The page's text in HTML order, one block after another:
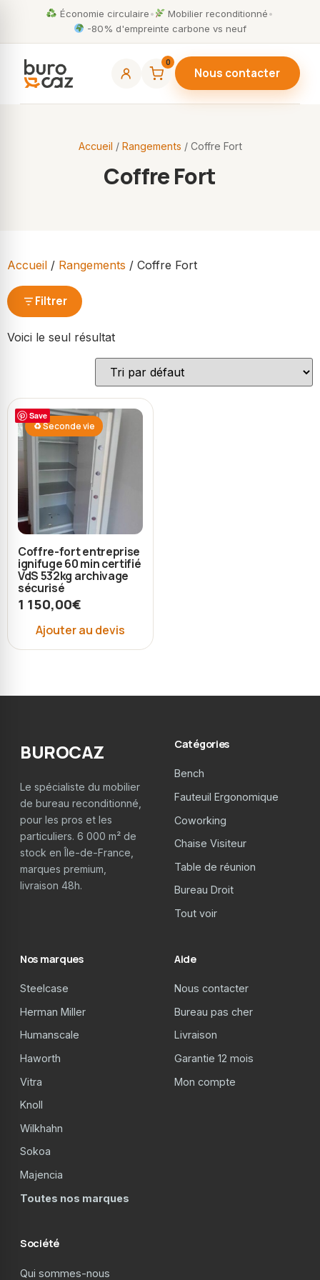
Économie circulaire• Mobilier reconditionné•
-80% d'empreinte carbone vs neuf
0
Nous contacter
Accueil / Rangements / Coffre Fort
Coffre Fort
Accueil / Rangements / Coffre Fort
Filtrer
Voici le seul résultat
Save
♻ Seconde vie
Coffre-fort entreprise
ignifuge 60 min certifié
VdS 532kg archivage
sécurisé
1 150,00€
Ajouter au devis
BUROCAZ
Le spécialiste du mobilier
de bureau reconditionné,
pour les pros et les
particuliers. 6 000 m² de
stock en Île-de-France,
marques premium,
livraison 48h.
Catégories
Bench
Fauteuil Ergonomique
Coworking
Chaise Visiteur
Table de réunion
Bureau Droit
Tout voir
Nos marques
Steelcase
Herman Miller
Humanscale
Haworth
Vitra
Knoll
Wilkhahn
Sokoa
Majencia
Toutes nos marques
Aide
Nous contacter
Bureau pas cher
Livraison
Garantie 12 mois
Mon compte
Société
Qui sommes-nous